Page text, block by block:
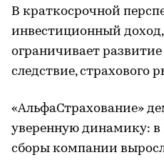
В краткосрочной
инвестиционный
ограничивает
следствие, страхового
«АльфаСтрахование»
уверенную динамику: в
сборы компании